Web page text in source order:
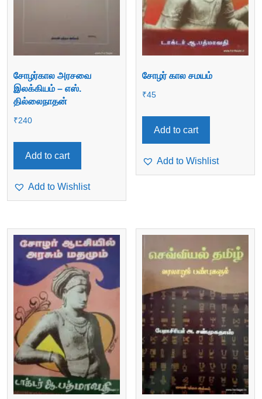
சோழர்கால அரசவை
இலக்கியம் – எஸ்.
தில்லைநாதன்
₹240
Add to cart
Add to Wishlist
சோழர் கால சமயம்
₹45
Add to cart
Add to Wishlist